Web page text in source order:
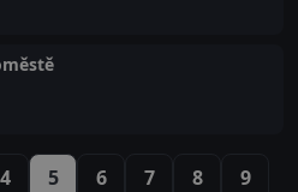
4 5 6 7 8
9